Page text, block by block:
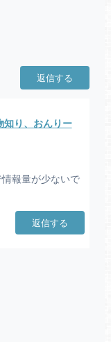
返信する
知り、おんりー
報量が少ないで
返信する